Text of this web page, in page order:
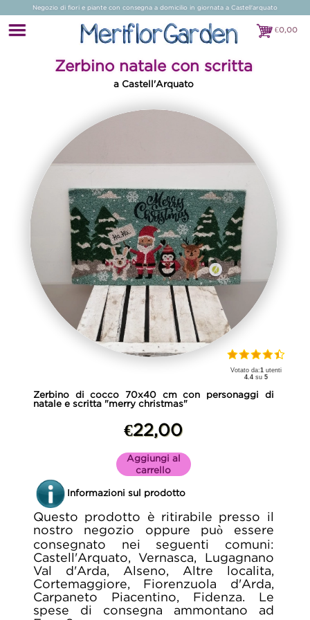
Negozio di fiori e piante con consegna a domicilio in giornata a Castell'arquato
€0,00
€0,00
Zerbino natale con scritta
a Castell'Arquato
Votato da:1 utenti
4.4 su5
Zerbino di cocco 70x40 cm con personaggi di
natale e scritta "merry christmas"
€22,00
Aggiungi al
carrello
Informazioni sul prodotto
Questo prodotto è ritirabile presso il
nostro negozio oppure può essere
consegnato nei seguenti comuni:
Castell'Arquato, Vernasca, Lugagnano
Val d'Arda, Alseno, Altre localita,
Cortemaggiore, Fiorenzuola d'Arda,
Carpaneto Piacentino, Fidenza. Le
spese di consegna ammontano ad